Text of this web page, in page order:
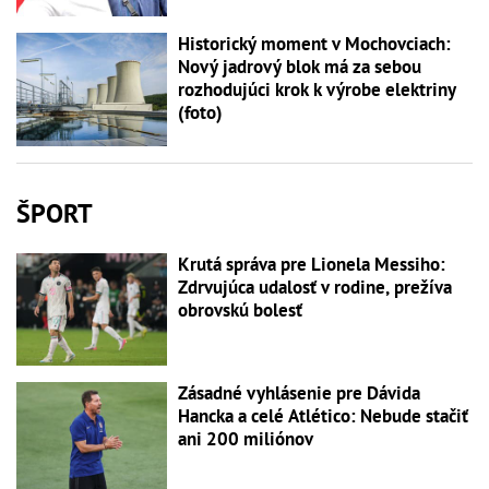
Historický moment v Mochovciach:
Nový jadrový blok má za sebou
rozhodujúci krok k výrobe elektriny
(foto)
ŠPORT
Krutá správa pre Lionela Messiho:
Zdrvujúca udalosť v rodine, prežíva
obrovskú bolesť
Zásadné vyhlásenie pre Dávida
Hancka a celé Atlético: Nebude stačiť
ani 200 miliónov